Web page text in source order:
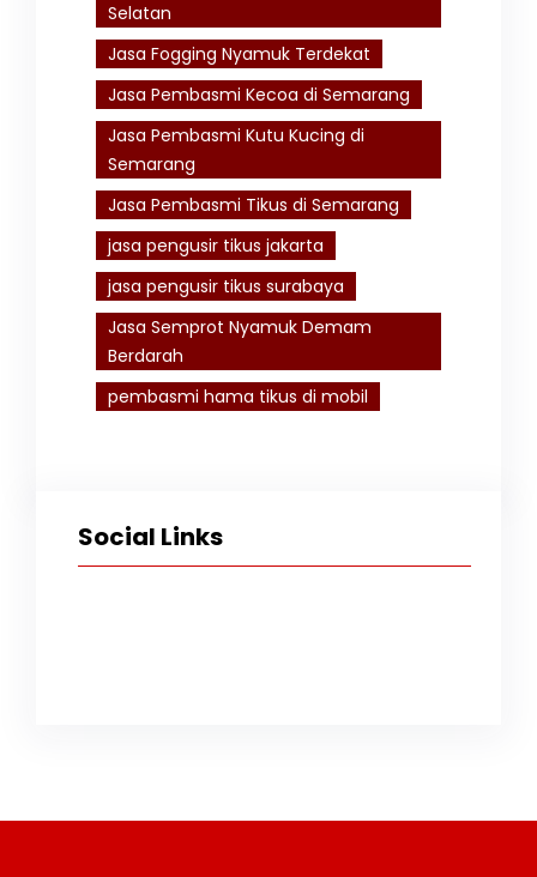
Selatan
Jasa Fogging Nyamuk Terdekat
Jasa Pembasmi Kecoa di Semarang
Jasa Pembasmi Kutu Kucing di
Semarang
Jasa Pembasmi Tikus di Semarang
jasa pengusir tikus jakarta
jasa pengusir tikus surabaya
Jasa Semprot Nyamuk Demam
Berdarah
pembasmi hama tikus di mobil
Social Links